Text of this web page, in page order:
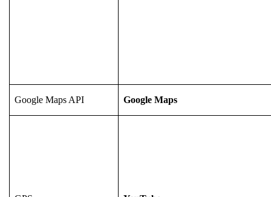
Google Maps API Google Maps